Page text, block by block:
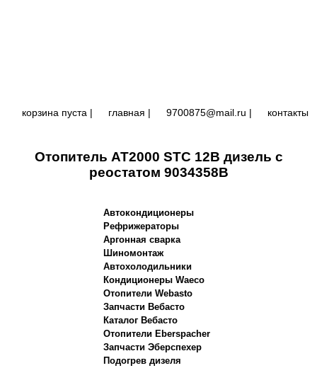
корзина пуста | главная | 9700875@mail.ru | контакты
Отопитель AT2000 STC 12В дизель с
реостатом 9034358B
Автокондиционеры
Рефрижераторы
Аргонная сварка
Шиномонтаж
Автохолодильники
Кондиционеры Waeco
Отопители Webasto
Запчасти Вебасто
Каталог Вебасто
Отопители Eberspacher
Запчасти Эберспехер
Подогрев дизеля